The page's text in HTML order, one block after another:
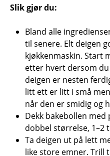
Slik gjør du:
Bland alle
til senere. Elt deigen
kjøkkenmaskin. Start
etter hvert dersom
deigen er nesten
litt ett er litt i små
når den er smidig og
Dekk bakebollen med
dobbel størrelse, 1–2
Ta deigen ut på lett
like store emner. Trill